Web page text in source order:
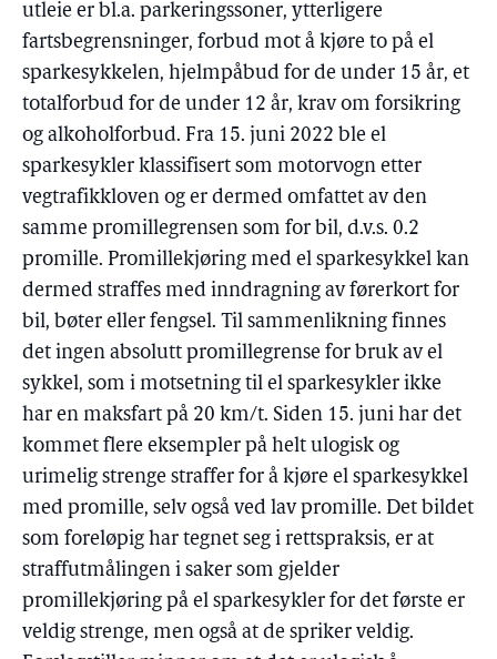
utleie er bl.a. parkeringssoner, ytterligere
fartsbegrensninger, forbud mot å kjøre to på el
sparkesykkelen, hjelmpåbud for de under 15 år, et
totalforbud for de under 12 år, krav om forsikring
og alkoholforbud. Fra 15. juni 2022 ble el
sparkesykler klassifisert som motorvogn etter
vegtrafikkloven og er dermed omfattet av den
samme promillegrensen som for bil, d.v.s. 0.2
promille. Promillekjøring med el sparkesykkel kan
dermed straffes med inndragning av førerkort for
bil, bøter eller fengsel. Til sammenlikning finnes
det ingen absolutt promillegrense for bruk av el
sykkel, som i motsetning til el sparkesykler ikke
har en maksfart på 20 km/t. Siden 15. juni har det
kommet flere eksempler på helt ulogisk og
urimelig strenge straffer for å kjøre el sparkesykkel
med promille, selv også ved lav promille. Det bildet
som foreløpig har tegnet seg i rettspraksis, er at
straffutmålingen i saker som gjelder
promillekjøring på el sparkesykler for det første er
veldig strenge, men også at de spriker veldig.